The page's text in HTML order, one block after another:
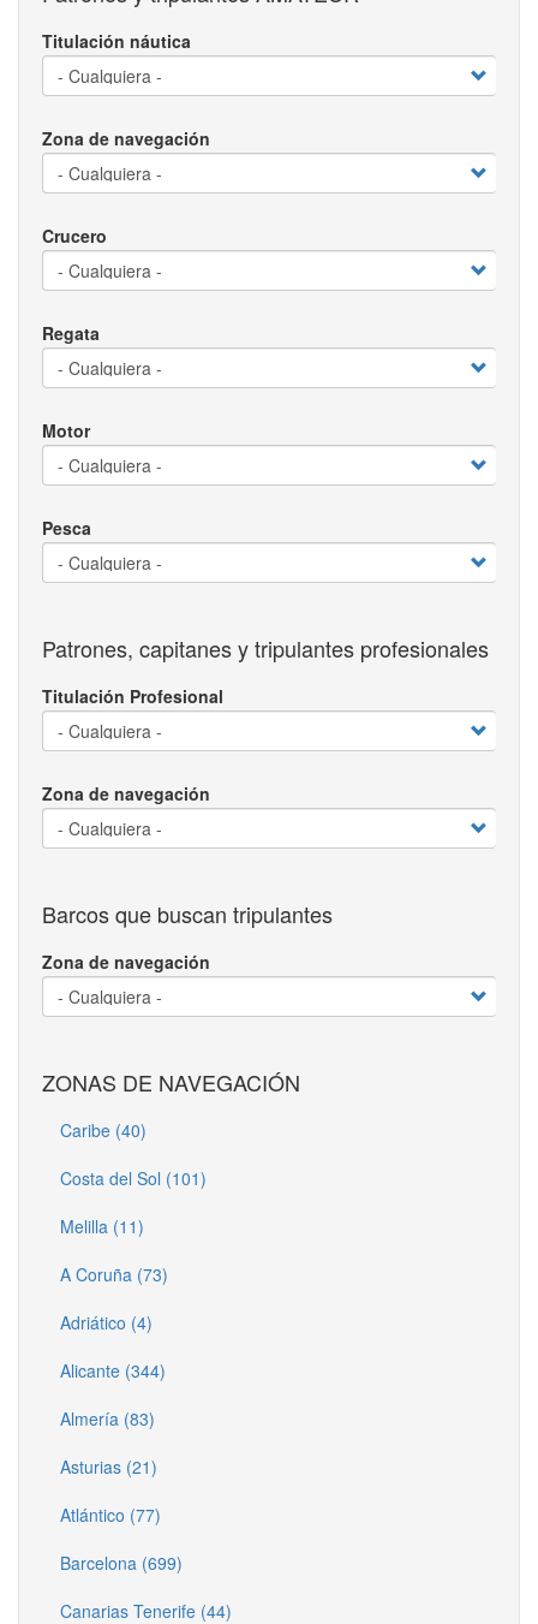
Titulación náutica
Zona de navegación
Crucero
Regata
Motor
Pesca
Patrones, capitanes y tripulantes profesionales
Titulación Profesional
Zona de navegación
Barcos que buscan tripulantes
Zona de navegación
ZONAS DE NAVEGACIÓN
Caribe (40)
Costa del Sol (101)
Melilla (11)
A Coruña (73)
Adriático (4)
Alicante (344)
Almería (83)
Asturias (21)
Atlántico (77)
Barcelona (699)
Canarias Tenerife (44)